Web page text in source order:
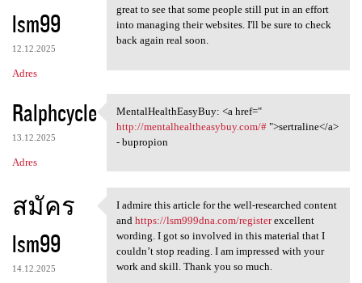
lsm99
12.12.2025
Adres
great to see that some people still put in an effort
into managing their websites. I'll be sure to check
back again real soon.
Ralphcycle
13.12.2025
Adres
MentalHealthEasyBuy: <a href=
MentalHealthEasyBuy: <a href="
http://mentalhealtheasybuy.com/#">sertraline</a>
- bupropion
สมัคร
lsm99
14.12.2025
I admire this article for the
I admire this article for the well-researched content
and https://lsm999dna.com/registerexcellent
wording. I got so involved in this material that I
couldn’t stop reading. I am impressed with your
work and skill. Thank you so much.